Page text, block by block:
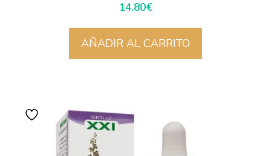
14.80€
AÑADIR AL CARRITO